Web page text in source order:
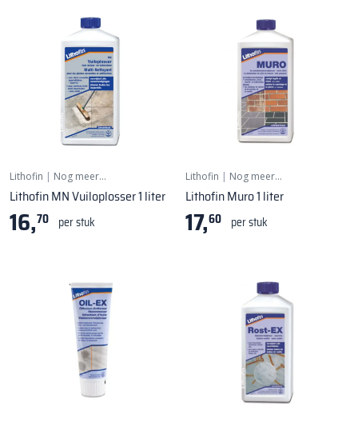
Lithofin | Nog meer…
Lithofin MN Vuiloplosser 1 liter
16,70 per stuk
Lithofin | Nog meer…
Lithofin Muro 1 liter
17,60 per stuk